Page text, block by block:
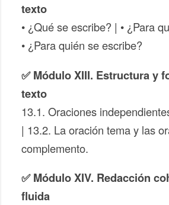
texto
• ¿Qué se escribe? | • ¿Para
• ¿Para quién se escribe?
✅ Módulo XIII. Estructura y
texto
13.1. Oraciones
| 13.2. La oración tema y las
complemento.
✅ Módulo XIV. Redacción
fluida